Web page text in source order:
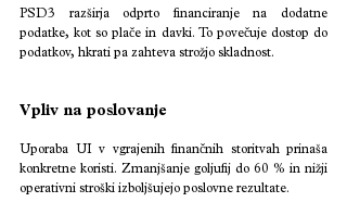
PSD3 razširja odprto financiranje na dodatne
podatke, kot so plače in davki. To povečuje dostop do
podatkov, hkrati pa zahteva strožjo skladnost.
Vpliv na poslovanje
Uporaba UI v vgrajenih finančnih storitvah prinaša
konkretne koristi. Zmanjšanje goljufij do 60 % in nižji
operativni stroški izboljšujejo poslovne rezultate.